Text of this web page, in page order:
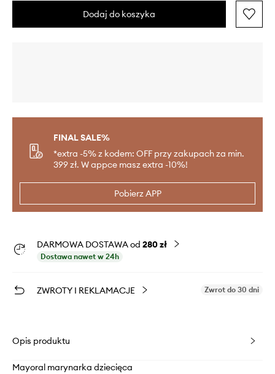
Dodaj do koszyka
FINAL SALE%
*extra -5% z kodem: OFF przy zakupach za min.
399 zł. W appce masz extra -10%!
Pobierz APP
DARMOWA DOSTAWA od 280 zł
Dostawa nawet w 24h
ZWROTY I REKLAMACJE Zwrot do 30 dni
Opis produktu
Mayoral marynarka dziecięca